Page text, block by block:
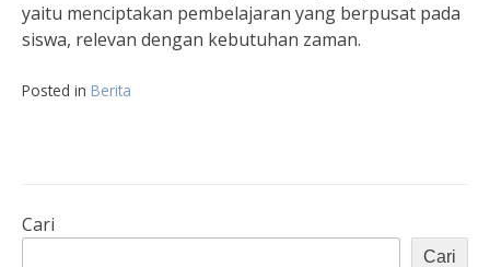
yaitu menciptakan pembelajaran yang berpusat pada
siswa, relevan dengan kebutuhan zaman.
Posted in Berita
Cari
Cari